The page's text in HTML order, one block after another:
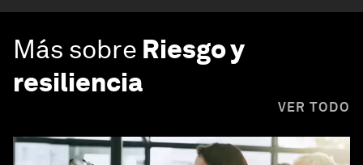
Más sobre Riesgo y
resiliencia
VER TODO